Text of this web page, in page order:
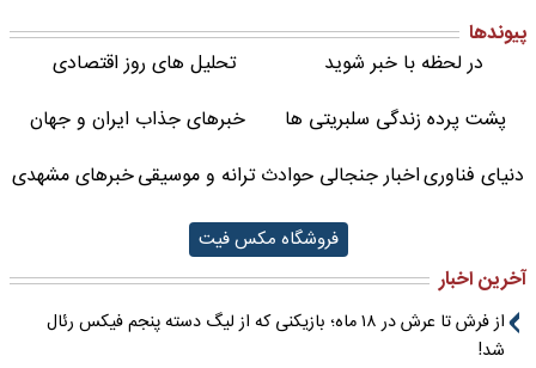
پیوندها
در لحظه با خبر شوید
تحلیل های روز اقتصادی
پشت پرده زندگی سلبریتی ها
خبرهای جذاب ایران و جهان
دنیای فناوریاخبار جنجالی حوادثترانه و موسیقیخبرهای مشهدی
فروشگاه مکس فیت
آخرین اخبار
از فرش تا عرش در ۱۸ ماه؛ بازیکنی که از لیگ دسته پنجم فیکس رئال
شد!